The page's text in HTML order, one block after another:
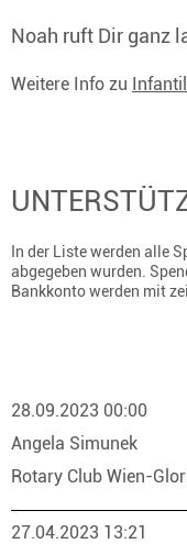
Noah ruft Dir ganz
Weitere Info zu
In der Liste werden alle
abgegeben wurden.
Bankkonto werden mit
28.09.2023 00:00
Angela Simunek
Rotary Club Wien-
27.04.2023 13:21